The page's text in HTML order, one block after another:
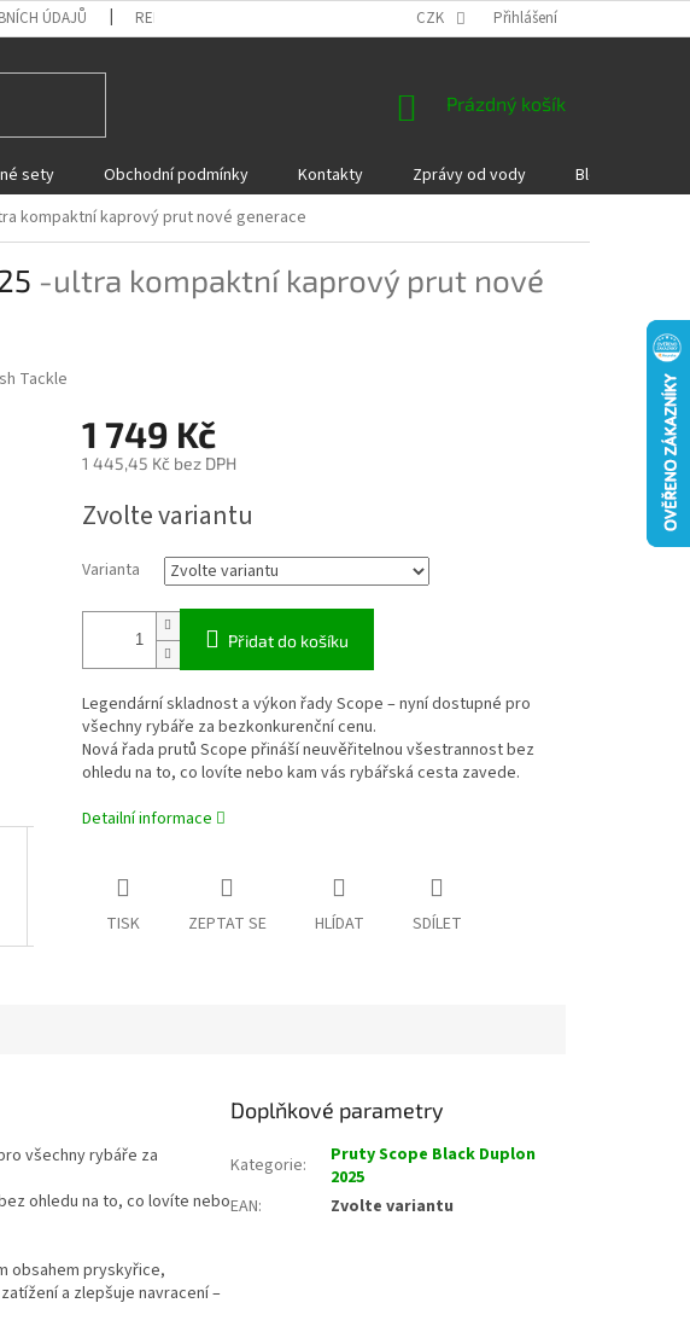
ÚDAJŮ REKLAMACE A VRÁCENÍ ZBOŽÍ DÁRKOVÉ POUKAZY
CZK Přihlášení
NÁKUPNÍ
Prázdný košík
sety Obchodní podmínky Kontakty Zprávy od vody Blog
kompaktní kaprový prut nové generace
-ultra kompaktní kaprový prut nové
Tackle
1 749 Kč
1 445,45 Kč bez DPH
cena:
Zvolte variantu
Varianta
Přidat do košíku
Legendární skladnost a výkon řady Scope – nyní dostupné pro
všechny rybáře za bezkonkurenční cenu.
Nová řada prutů Scope přináší neuvěřitelnou všestrannost bez
ohledu na to, co lovíte nebo kam vás rybářská cesta zavede.
Detailní informace
TISK ZEPTAT SE HLÍDAT SDÍLET
všechny rybáře za
ohledu na to, co lovíte nebo
obsahem pryskyřice,
a zlepšuje navracení –
Doplňkové parametry
Kategorie:
Pruty Scope Black Duplon
2025
EAN: Zvolte variantu